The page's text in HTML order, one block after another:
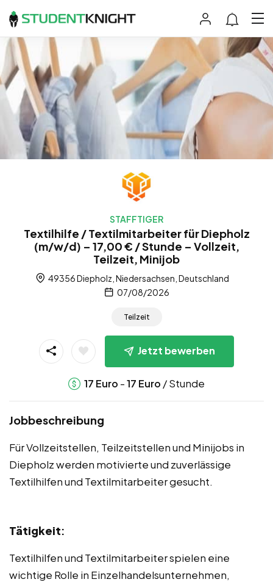
STAFFTIGER
Textilhilfe / Textilmitarbeiter für Diepholz
(m/w/d) – 17,00 € / Stunde – Vollzeit,
Teilzeit, Minijob
49356 Diepholz, Niedersachsen, Deutschland
07/08/2026
Teilzeit
Jetzt bewerben
17 Euro -17 Euro / Stunde
Jobbeschreibung
Für Vollzeitstellen, Teilzeitstellen und Minijobs in
Diepholz werden motivierte und zuverlässige
Textilhilfen und Textilmitarbeiter gesucht.
Tätigkeit:
Textilhilfen und Textilmitarbeiter spielen eine
wichtige Rolle in Einzelhandelsunternehmen,